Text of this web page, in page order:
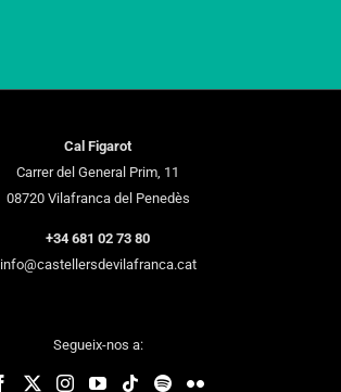
Cal Figarot
Carrer del General Prim, 11
08720 Vilafranca del Penedès
+34 681 02 73 80
info@castellersdevilafranca.cat
Segueix-nos a: